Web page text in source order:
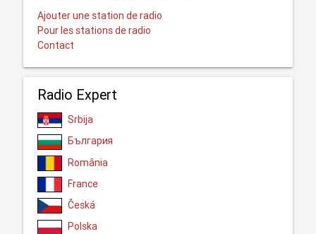
Ajouter une station de radio
Pour les stations de radio
Contact
Radio Expert
Srbija
България
România
France
Česká
Polska